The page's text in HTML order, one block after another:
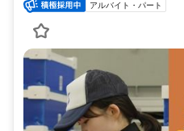
アルバイト・パート